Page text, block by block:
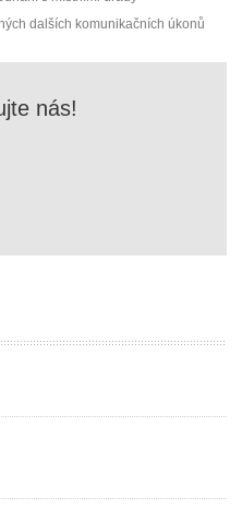
dalších komunikačních úkonů
nás!